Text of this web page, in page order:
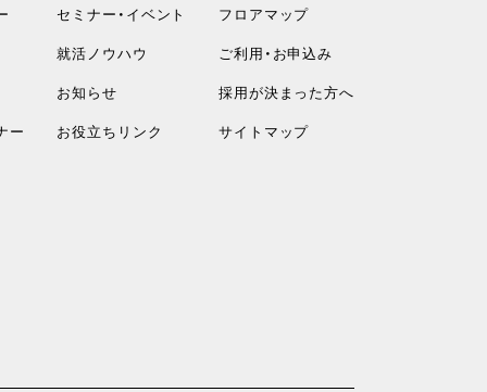
ー
セミナー・イベント
就活ノウハウ
お知らせ
お役立ちリンク
フロアマップ
ご利用・お申込み
採用が決まった方へ
サイトマップ